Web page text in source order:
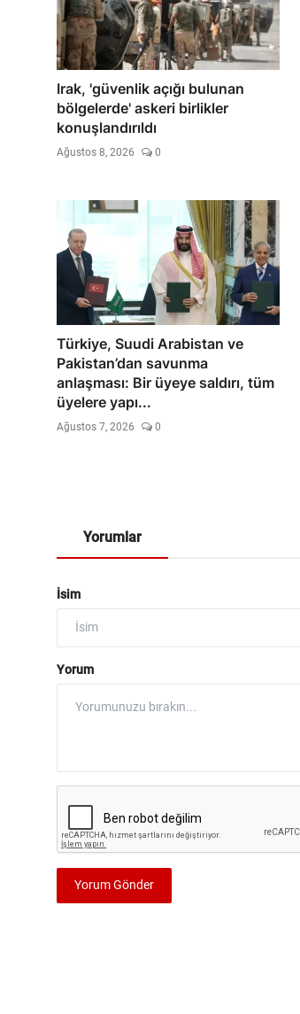
Irak, 'güvenlik açığı bulunan
bölgelerde' askeri birlikler
konuşlandırıldı
Ağustos 8, 2026 0
Türkiye, Suudi Arabistan ve
Pakistan’dan savunma
anlaşması: Bir üyeye saldırı, tüm
üyelere yapı...
Ağustos 7, 2026 0
Yorumlar
İsim
Yorum
Yorum Gönder